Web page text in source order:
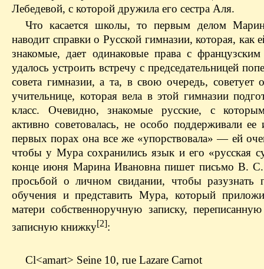
Лебедевой, с которой дружила его сестра Аля.
Что касается школы, то первым делом
наводит справки о Русской гимназии, которая, как
знакомые, дает одинаковые права с
удалось устроить встречу с председательницей
совета гимназии, а та, в свою очередь, советует
учительнице, которая вела в этой гимназии
класс. Очевидно, знакомые русские, с
активно советовалась, не особо поддерживали
первых порах она все же «упорствовала» — ей
чтобы у Мура сохранились язык и его «русская
конце июня Марина Ивановна пишет письмо В.
просьбой о личном свидании, чтобы разузнать
обучения и представить Мура, который
матери собственноручную записку,
записную книжку[2]:
Cl<amart> Seine 10, rue Lazare Carnot